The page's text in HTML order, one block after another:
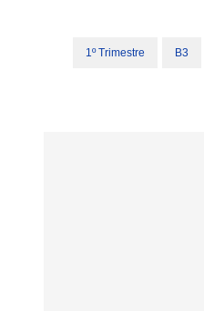
1º Trimestre B3